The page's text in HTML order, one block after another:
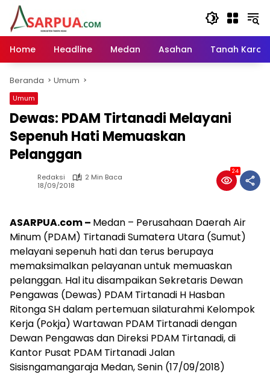
Langsung
konten
Home
Headline Medan Asahan Tanah Karo
Beranda Umum
Umum
Dewas: PDAM Tirtanadi Melayani
Sepenuh Hati Memuaskan
Pelanggan
Redaksi
2 Min Baca
18/09/2018
24
ASARPUA.com – Medan – Perusahaan Daerah Air
Minum (PDAM) Tirtanadi Sumatera Utara (Sumut)
melayani sepenuh hati dan terus berupaya
memaksimalkan pelayanan untuk memuaskan
pelanggan. Hal itu disampaikan Sekretaris Dewan
Pengawas (Dewas) PDAM Tirtanadi H Hasban
Ritonga SH dalam pertemuan silaturahmi Kelompok
Kerja (Pokja) Wartawan PDAM Tirtanadi dengan
Dewan Pengawas dan Direksi PDAM Tirtanadi, di
Kantor Pusat PDAM Tirtanadi Jalan
Sisisngamangaraja Medan, Senin (17/09/2018)